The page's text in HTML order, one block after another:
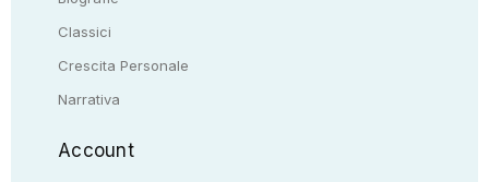
Classici
Crescita Personale
Narrativa
Account